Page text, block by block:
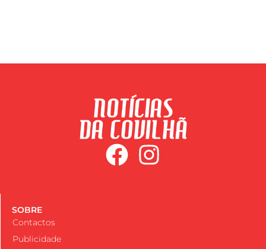
SOBRE
Contactos
Publicidade